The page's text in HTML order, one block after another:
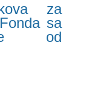
za
sa
od